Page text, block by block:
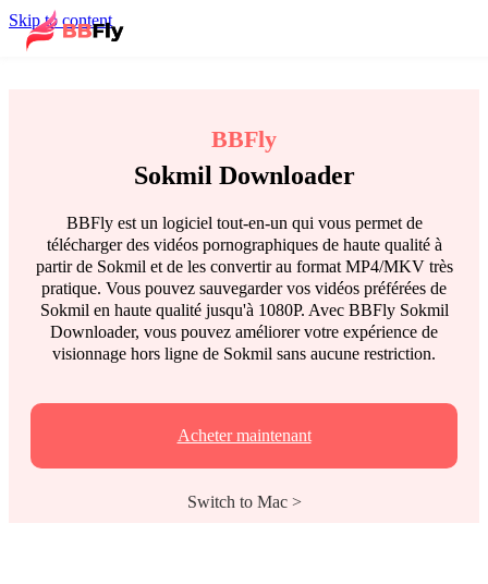
Skip to content
BBFly
Sokmil Downloader
BBFly est un logiciel tout-en-un qui vous permet de
télécharger des vidéos pornographiques de haute qualité à
partir de Sokmil et de les convertir au format MP4/MKV très
pratique. Vous pouvez sauvegarder vos vidéos préférées de
Sokmil en haute qualité jusqu'à 1080P. Avec BBFly Sokmil
Downloader, vous pouvez améliorer votre expérience de
visionnage hors ligne de Sokmil sans aucune restriction.
Acheter maintenant
Switch to Mac >